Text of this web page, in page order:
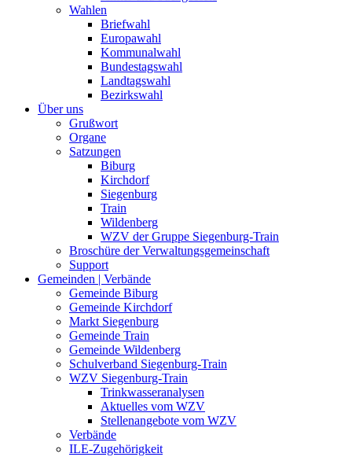
Wahlen
Briefwahl
Europawahl
Kommunalwahl
Bundestagswahl
Landtagswahl
Bezirkswahl
Über uns
Grußwort
Organe
Satzungen
Biburg
Kirchdorf
Siegenburg
Train
Wildenberg
WZV der Gruppe Siegenburg-Train
Broschüre der Verwaltungsgemeinschaft
Support
Gemeinden | Verbände
Gemeinde Biburg
Gemeinde Kirchdorf
Markt Siegenburg
Gemeinde Train
Gemeinde Wildenberg
Schulverband Siegenburg-Train
WZV Siegenburg-Train
Trinkwasseranalysen
Aktuelles vom WZV
Stellenangebote vom WZV
Verbände
ILE-Zugehörigkeit